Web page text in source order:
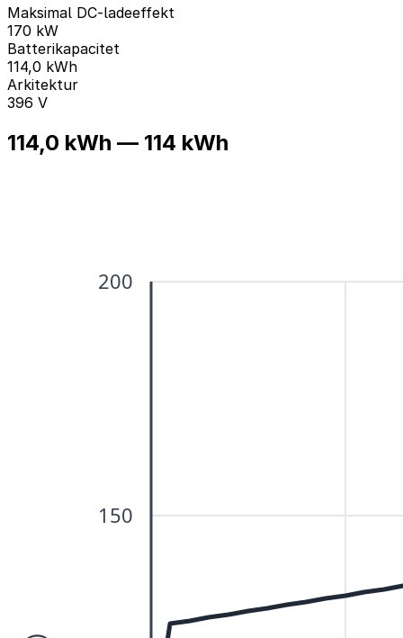
Maksimal DC-ladeeffekt
170 kW
Batterikapacitet
114,0 kWh
Arkitektur
396 V
114,0 kWh — 114 kWh